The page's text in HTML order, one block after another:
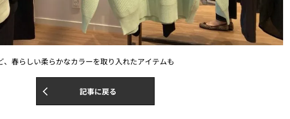
春らしい柔らかなカラーを取り入れたアイテムも
記事に戻る